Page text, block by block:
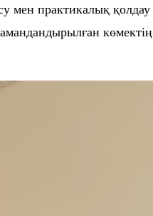
мен практикалық қолдау
көмектің